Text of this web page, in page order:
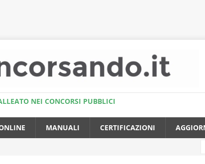
NEI CONCORSI PUBBLICI
MANUALI CERTIFICAZIONI